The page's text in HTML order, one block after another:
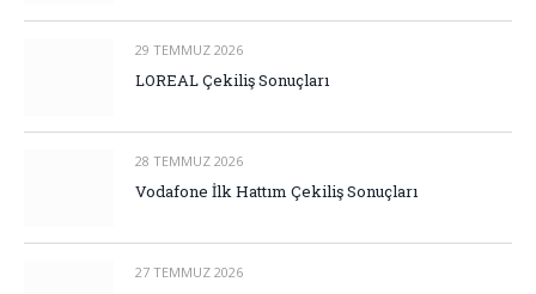
29 TEMMUZ 2026
LOREAL Çekiliş Sonuçları
28 TEMMUZ 2026
Vodafone İlk Hattım Çekiliş Sonuçları
27 TEMMUZ 2026